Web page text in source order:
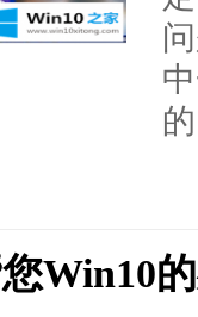
Win10